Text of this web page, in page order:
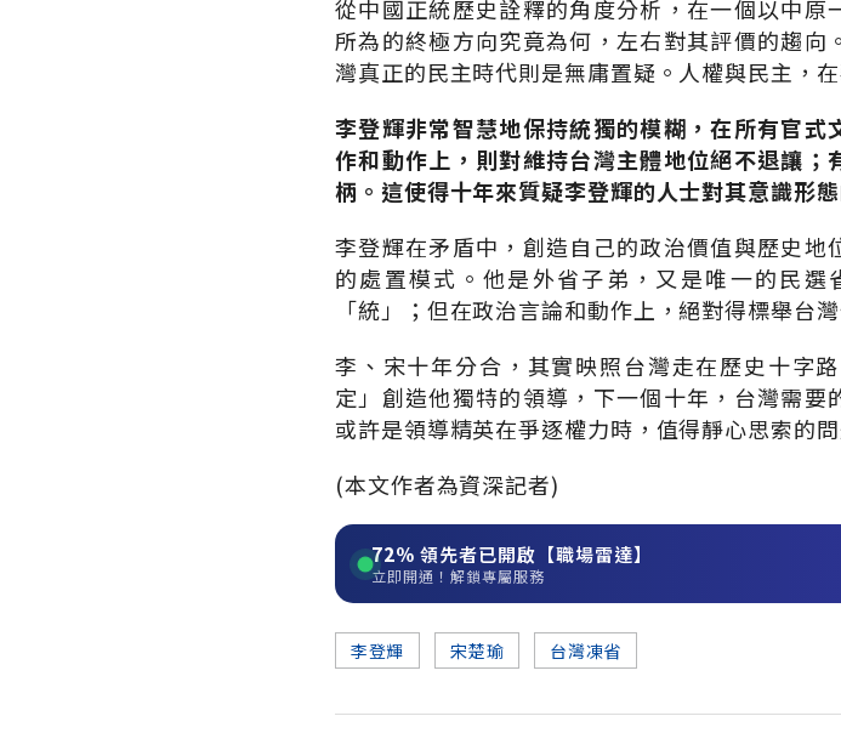
從中國正統歷史詮釋的角度分析，在一個以中
所為的終極方向究竟為何，左右對其評價的趨
灣真正的民主時代則是無庸置疑。人權與民主，
李登輝非常智慧地保持統獨的模糊，在所有官
作和動作上，則對維持台灣主體地位絕不退讓
柄。這使得十年來質疑李登輝的人士對其意識形
李登輝在矛盾中，創造自己的政治價值與歷史
的處置模式。他是外省子弟，又是唯一的民
「統」；但在政治言論和動作上，絕對得標舉台
李、宋十年分合，其實映照台灣走在歷史十字
定」創造他獨特的領導，下一個十年，台灣需
或許是領導精英在爭逐權力時，值得靜心思索的問
(本文作者為資深記者)
72% 領先者已開啟【職場雷達】
立即開通！解鎖專屬服務
李登輝 宋楚瑜 台灣凍省